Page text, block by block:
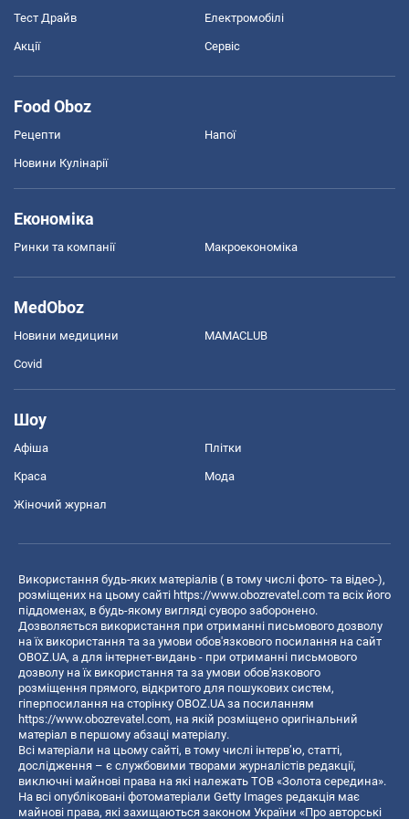
Тест Драйв Електромобілі
Акції Сервіс
Food Oboz
Рецепти Напої
Новини Кулінарії
Економіка
Ринки та компанії Макроекономіка
MedOboz
Новини медицини MAMACLUB
Covid
Шоу
Афіша Плітки
Краса Мода
Жіночий журнал
Використання будь-яких матеріалів ( в тому числі фото- та відео-),
розміщених на цьому сайті https://www.obozrevatel.com та всіх його
піддоменах, в будь-якому вигляді суворо заборонено.
Дозволяється використання при отриманні письмового дозволу
на їх використання та за умови обов'язкового посилання на сайт
OBOZ.UA, а для інтернет-видань - при отриманні письмового
дозволу на їх використання та за умови обов'язкового
розміщення прямого, відкритого для пошукових систем,
гіперпосилання на сторінку OBOZ.UA за посиланням
https://www.obozrevatel.com, на якій розміщено оригінальний
матеріал в першому абзаці матеріалу.
Всі матеріали на цьому сайті, в тому числі інтерв’ю, статті,
дослідження – є службовими творами журналістів редакції,
виключні майнові права на які належать ТОВ «Золота середина».
На всі опубліковані фотоматеріали Getty Images редакція має
майнові права, які захищаються законом України «Про авторські